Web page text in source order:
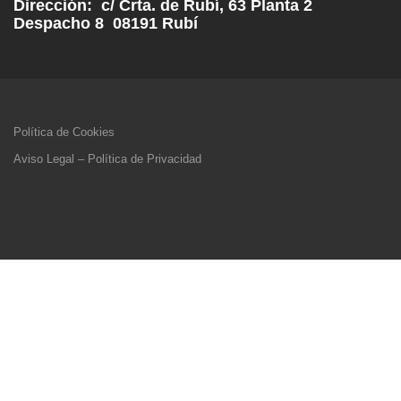
Dirección: c/ Crta. de Rubí, 63 Planta 2
Despacho 8 08191 Rubí
Política de Cookies
Aviso Legal – Política de Privacidad